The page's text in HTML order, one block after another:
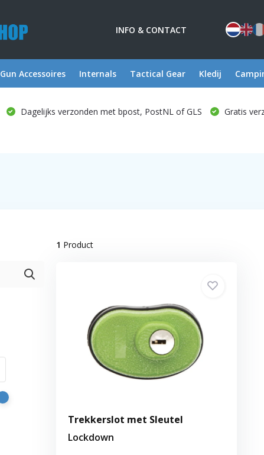
INFO & CONTACT
Gun Accessoires Internals Tactical Gear Kledij
Dagelijks verzonden met bpost, PostNL of GLS Gratis
1 Product
Trekkerslot met Sleutel
Lockdown